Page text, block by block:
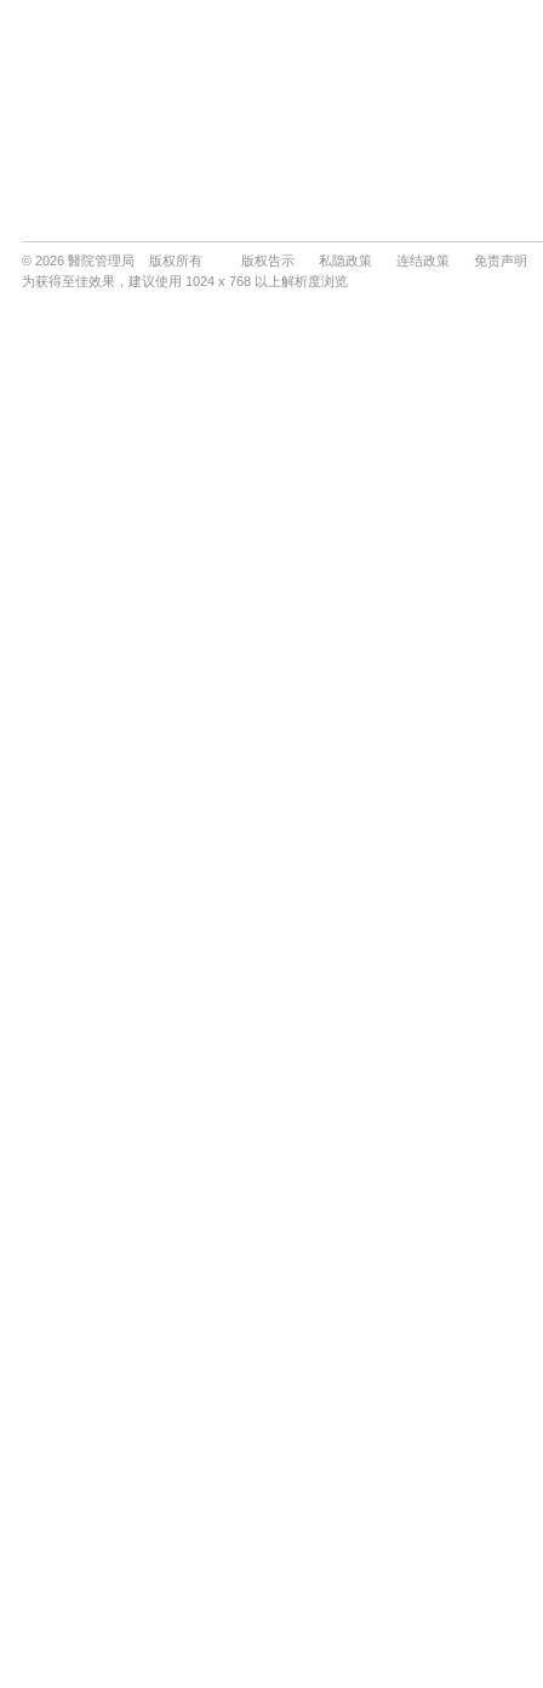
© 2026 醫院管理局 版权所有 版权告示 私隐政策 连结政策
免责声明
为获得至佳效果，建议使用 1024 x 768 以上解析度浏览